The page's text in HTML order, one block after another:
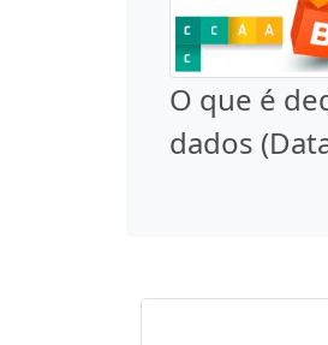
O que é
dados